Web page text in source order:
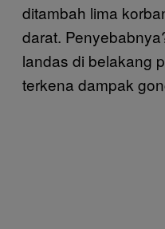
ditambah lima
darat.
landas di belakang
terkena dampak